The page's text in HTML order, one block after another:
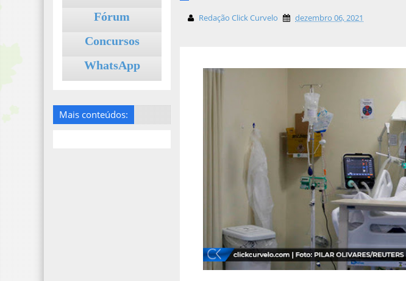
Fórum
Concursos
WhatsApp
Mais conteúdos:
Redação Click Curvelo dezembro 06, 2021